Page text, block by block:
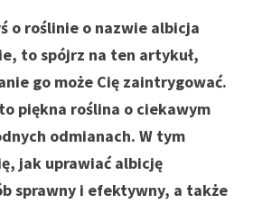
o roślinie o nazwie albicja
to spójrz na ten artykuł,
go może Cię zaintrygować.
piękna roślina o ciekawym
odmianach. W tym
jak uprawiać albicję
sprawny i efektywny, a także